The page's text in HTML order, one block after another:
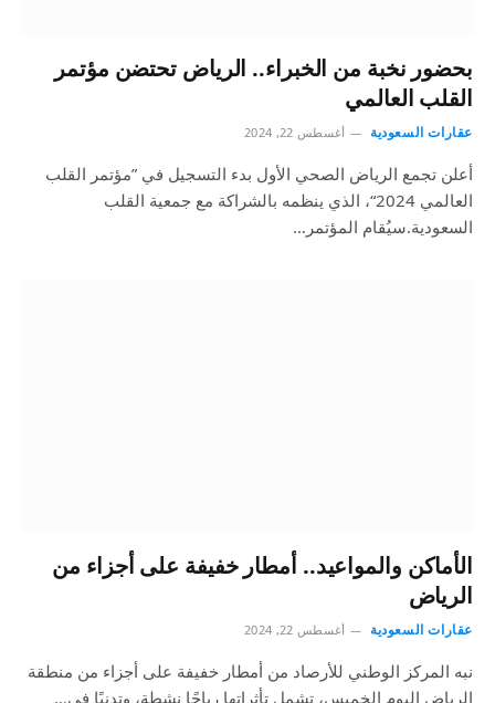
بحضور نخبة من الخبراء.. الرياض تحتضن مؤتمر
القلب العالمي
عقارات السعودية أغسطس 22, 2024
أعلن تجمع الرياض الصحي الأول بدء التسجيل في ”مؤتمر القلب
العالمي 2024“، الذي ينظمه بالشراكة مع جمعية القلب
السعودية.سيُقام المؤتمر…
الأماكن والمواعيد.. أمطار خفيفة على أجزاء من
الرياض
عقارات السعودية أغسطس 22, 2024
نبه المركز الوطني للأرصاد من أمطار خفيفة على أجزاء من منطقة
الرياض اليوم الخميس، تشمل تأثراتها رياحًا نشطة، وتدنيًا في…